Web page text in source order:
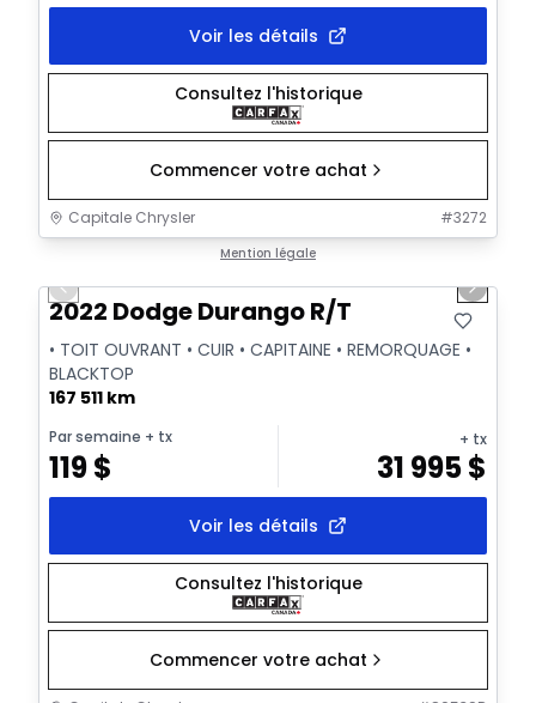
Voir les détails
Consultez l'historique
Commencer votre achat
Capitale Chrysler #3272
Mention légale
Vidéo disponible
Previous slide Next
2022 Dodge Durango R/T
• TOIT OUVRANT • CUIR • CAPITAINE • REMORQUAGE •
BLACKTOP
167 511 km
Par semaine + tx
119$
+ tx
31 995$
Voir les détails
Consultez l'historique
Commencer votre achat